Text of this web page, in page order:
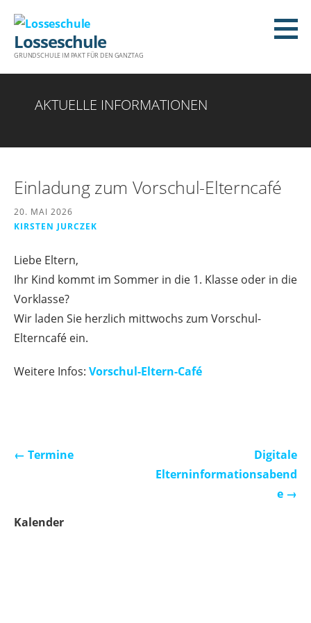
Inhalt
springen
Losseschule
GRUNDSCHULE IM PAKT FÜR DEN GANZTAG
AKTUELLE INFORMATIONEN
Einladung zum Vorschul-Elterncafé
20. MAI 2026
KIRSTEN JURCZEK
Liebe Eltern,
Ihr Kind kommt im Sommer in die 1. Klasse oder in die
Vorklasse?
Wir laden Sie herzlich mittwochs zum Vorschul-
Elterncafé ein.
Weitere Infos: Vorschul-Eltern-Café
Beitragsnavigation
← Termine
Digitale
Elterninformationsabend
e →
Kalender